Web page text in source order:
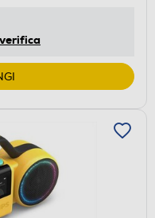
verifica